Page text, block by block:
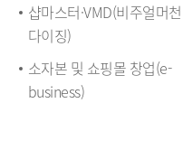
샵마스터·VMD(비주얼머천
다이징)
소자본 및 쇼핑몰 창업(e-
business)